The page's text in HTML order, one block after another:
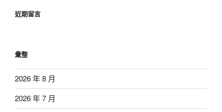
近期留言
彙整
2026 年 8 月
2026 年 7 月